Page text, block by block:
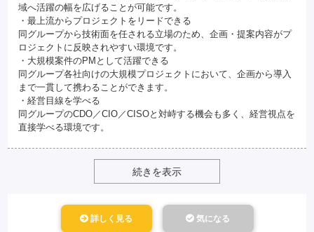
域へ活躍の幅を広げることが可能です。
・最上流からプロジェクトをリードできる
同グループから技術面を任される立場のため、企画・提案内容がプ
ロジェクトに反映されやすい環境です。
・大規模案件のPMとして活躍できる
同グループ各社向けの大規模プロジェクトにおいて、企画から導入
まで一貫して携わることができます。
・経営目線を学べる
同グループのCDO／CIO／CISOと対峙する機会も多く、経営視点を
直接学べる環境です。
続きを表示
詳しく見る 気になる